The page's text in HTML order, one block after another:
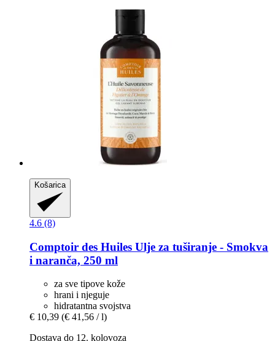
Košarica
4.6 (8)
Comptoir des Huiles Ulje za tuširanje -​ Smokva
i naranča, 250 ml
za sve tipove kože
hrani i njeguje
hidratantna svojstva
€ 10,39 (€ 41,56 / l)
Dostava do 12. kolovoza